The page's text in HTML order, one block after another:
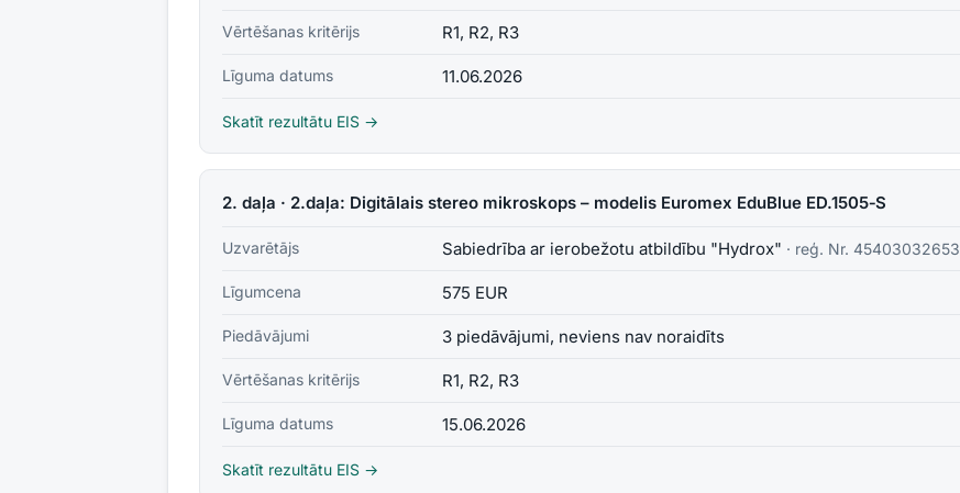
Vērtēšanas kritērijs R1, R2, R3
Līguma datums 11.06.2026
Skatīt rezultātu EIS →
2. daļa · 2.daļa: Digitālais stereo mikroskops – modelis Euromex EduBlue ED.1505‑S
Uzvarētājs Sabiedrība ar ierobežotu atbildību "Hydrox" · reģ. Nr. 45403032653
Līgumcena 575 EUR
Piedāvājumi 3 piedāvājumi, neviens nav noraidīts
Vērtēšanas kritērijs R1, R2, R3
Līguma datums 15.06.2026
Skatīt rezultātu EIS →